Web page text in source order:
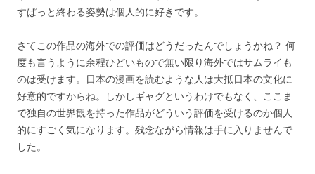
すぱっと終わる姿勢は個人的に好きです。
さてこの作品の海外での評価はどうだったんでしょうかね？ 何
度も言うように余程ひどいもので無い限り海外ではサムライも
のは受けます。日本の漫画を読むような人は大抵日本の文化に
好意的ですからね。しかしギャグというわけでもなく、ここま
で独自の世界観を持った作品がどういう評価を受けるのか個人
的にすごく気になります。残念ながら情報は手に入りませんで
した。